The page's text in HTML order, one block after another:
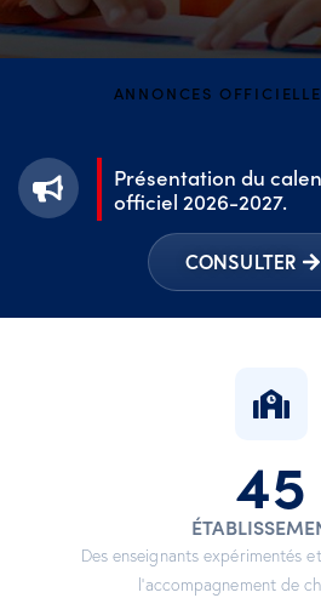
ANNONCES
Présentation du
officiel 2026-2027.
CONSULTER
45
Des enseignants expérimentés
l’accompagnement de